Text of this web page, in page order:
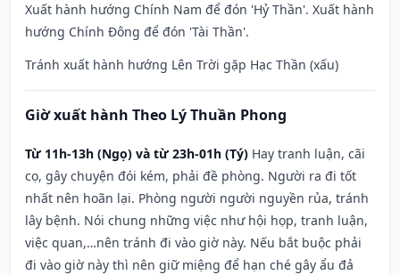
Xuất hành hướng Chính Nam để đón 'Hỷ Thần'. Xuất hành
hướng Chính Đông để đón 'Tài Thần'.
Tránh xuất hành hướng Lên Trời gặp Hạc Thần (xấu)
Giờ xuất hành Theo Lý Thuần Phong
Từ 11h-13h (Ngọ) và từ 23h-01h (Tý) Hay tranh luận, cãi
cọ, gây chuyện đói kém, phải đề phòng. Người ra đi tốt
nhất nên hoãn lại. Phòng người người nguyền rủa, tránh
lây bệnh. Nói chung những việc như hội họp, tranh luận,
việc quan,…nên tránh đi vào giờ này. Nếu bắt buộc phải
đi vào giờ này thì nên giữ miệng để hạn ché gây ẩu đả